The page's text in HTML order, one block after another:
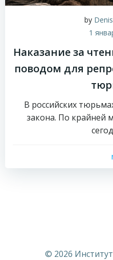
by
1
Наказание за
поводом для
В российских
закона. По крайней
© 2026